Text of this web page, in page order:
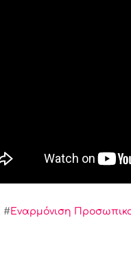
#Εναρμόνιση